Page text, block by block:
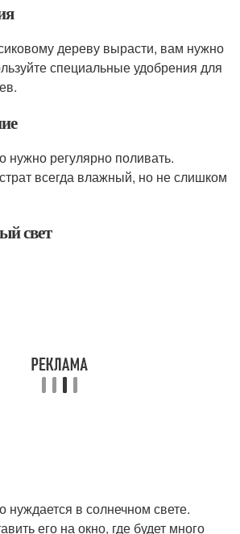
дереву вырасти, вам нужно
специальные удобрения для
нужно регулярно поливать.
всегда влажный, но не слишком
свет
нуждается в солнечном свете.
его на окно, где будет много